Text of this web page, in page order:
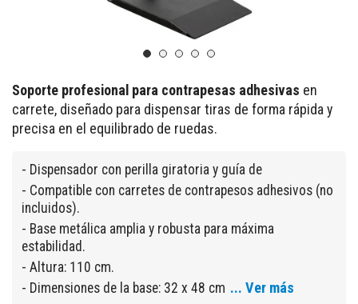
Soporte profesional para contrapesas adhesivas en
carrete, diseñado para dispensar tiras de forma rápida y
precisa en el equilibrado de ruedas.
- Dispensador con perilla giratoria y guía de
- Compatible con carretes de contrapesos adhesivos (no
incluidos).
- Base metálica amplia y robusta para máxima
estabilidad.
- Altura: 110 cm.
- Dimensiones de la base: 32 x 48 cm ... Ver más